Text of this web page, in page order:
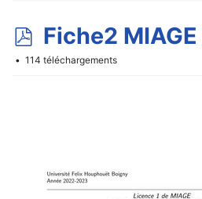
p
d
Fiche2 MIAGE
114 téléchargements